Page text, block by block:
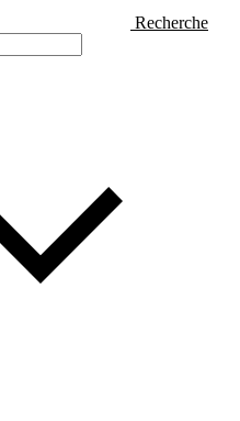
Recherche